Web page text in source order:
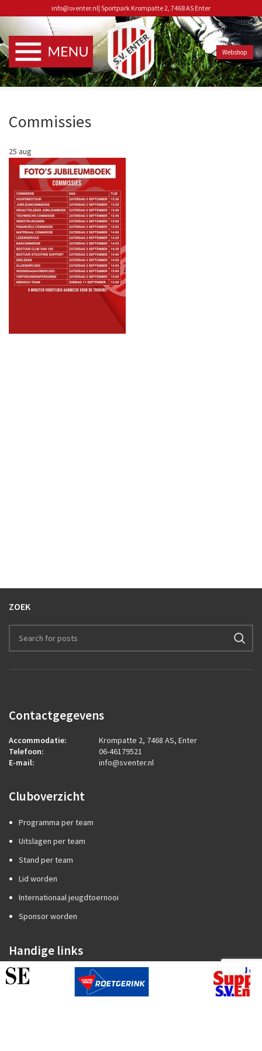
info@sventer.nl| Sportpark Krompatte 2, 7468 AS Enter
Webshop
Commissies
25 aug
ZOEK
Contactgegevens
Accommodatie:
Krompatte 2, 7468 AS, Enter
Telefoon:
06-46179521
E-mail:
info@sventer.nl
Cluboverzicht
Programma per team
Uitslagen per team
Stand per team
Lid worden
Internationaal jeugdtoernooi
Sponsor worden
Handige links
Competitiezaken
Categorie A of B?